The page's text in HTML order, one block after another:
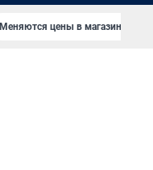
Меняются цены в магазинах